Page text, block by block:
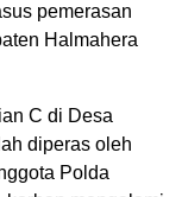
pemerasan
Halmahera
C di Desa
diperas oleh
Polda